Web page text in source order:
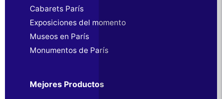
Cabarets París
Exposiciones del momento
Museos en París
Monumentos de París
Mejores Productos